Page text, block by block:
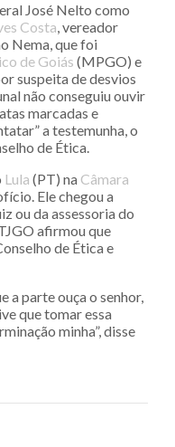
José Nelto como
Costa, vereador
Nema, que foi
de Goiás (MPGO) e
suspeita de desvios
não conseguiu ouvir
marcadas e
a testemunha, o
de Ética.
Lula (PT) na Câmara
Ele chegou a
ou da assessoria do
afirmou que
de Ética e
a parte ouça o senhor,
que tomar essa
minha”, disse